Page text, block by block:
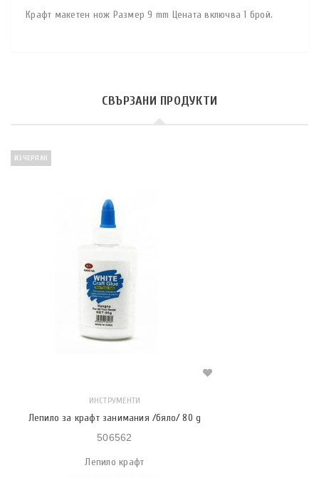
Крафт макетен нож Размер 9 mm Цената включва 1 брой.
СВЪРЗАНИ ПРОДУКТИ
ИЗЧЕРПАН
ИНСТРУМЕНТИ
Лепило за крафт занимания /бяло/ 80 g
506562
Лепило крафт